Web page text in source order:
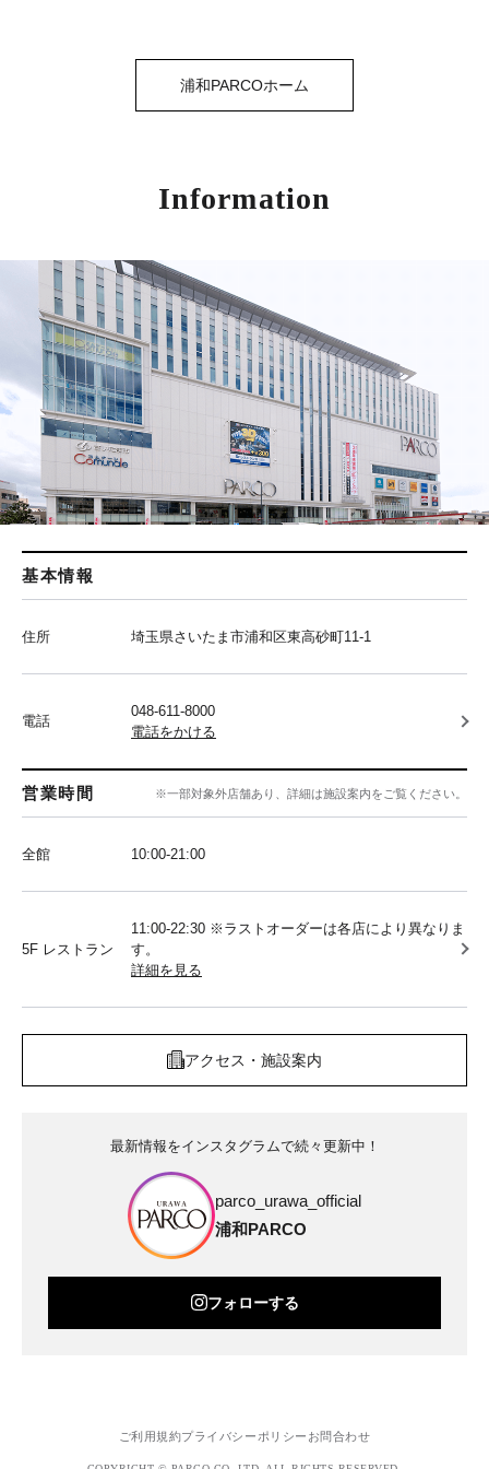
浦和PARCOホーム
Information
基本情報
住所 埼玉県さいたま市浦和区東高砂町11-1
電話
048-611-8000
電話をかける
営業時間 ※一部対象外店舗あり、詳細は施設案内をご覧ください。
全館 10:00‐21:00
5F レストラン
11:00-22:30 ※ラストオーダーは各店により異なりま
す。
詳細を見る
アクセス・施設案内
最新情報をインスタグラムで続々更新中！
parco_urawa_official
浦和PARCO
フォローする
ご利用規約プライバシーポリシー お問合わせ